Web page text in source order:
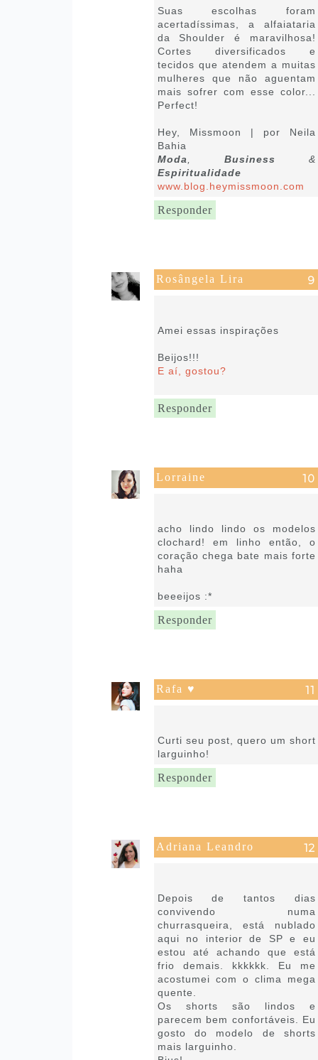
Suas escolhas foram
acertadíssimas, a alfaiataria
da Shoulder é maravilhosa!
Cortes diversificados e
tecidos que atendem a muitas
mulheres que não aguentam
mais sofrer com esse color...
Perfect!
Hey, Missmoon | por Neila
Bahia
Moda, Business &
Espiritualidade
www.blog.heymissmoon.com
Responder
Rosângela Lira
Amei essas inspirações
Beijos!!!
E aí, gostou?
Responder
Lorraine
acho lindo lindo os modelos
clochard! em linho então, o
coração chega bate mais forte
haha
beeeijos :*
Responder
Rafa ♥
Curti seu post, quero um short
larguinho!
Responder
Adriana Leandro
Depois de tantos dias
convivendo numa
churrasqueira, está nublado
aqui no interior de SP e eu
estou até achando que está
frio demais. kkkkkk. Eu me
acostumei com o clima mega
quente.
Os shorts são lindos e
parecem bem confortáveis. Eu
gosto do modelo de shorts
mais larguinho.